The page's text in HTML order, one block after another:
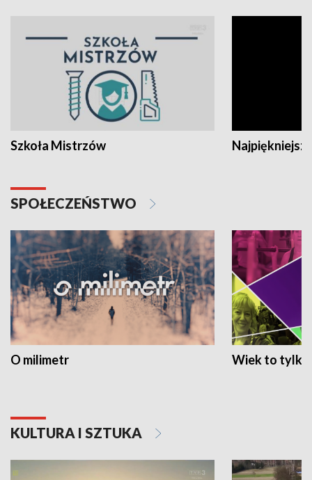
Szkoła Mistrzów
SPOŁECZEŃSTWO
O milimetr Wiek to tylko
KULTURA I SZTUKA